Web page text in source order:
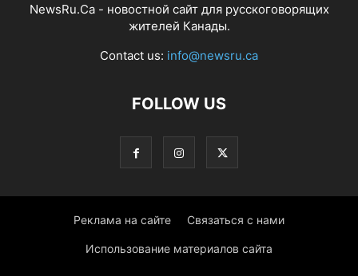
NewsRu.Ca - новостной сайт для русскоговорящих
жителей Канады.
Contact us: info@newsru.ca
FOLLOW US
Реклама на сайте Связаться с нами
Использование материалов сайта